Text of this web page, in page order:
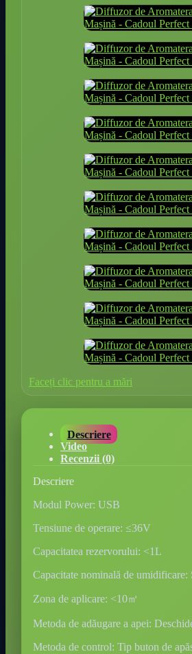
Faceți clic pentru a mări
Descriere
Video
Recenzii (0)
Descriere
Modul Power: USB
Tensiune de operare: ≤36V
Capacitatea rezervorului: <1L
Capacitate nominală de umidificare:
Zona de aplicare: <10㎡
Metoda de adăugare a apei:
Metoda de control: Tip buton de